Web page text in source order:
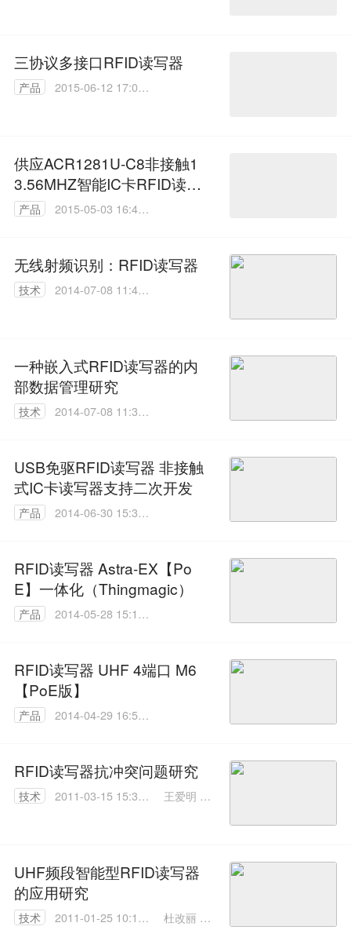
三协议多接口RFID读写器
产品
2015-06-12 17:04:
供应ACR1281U-C8非接触1
3.56MHZ智能IC卡RFID读卡
器读写器兼容ACR120
产品
2015-05-03 16:41:
无线射频识别：RFID读写器
技术
2014-07-08 11:41:
一种嵌入式RFID读写器的内
部数据管理研究
技术
2014-07-08 11:37:
USB免驱RFID读写器 非接触
式IC卡读写器支持二次开发
产品
2014-06-30 15:33:
RFID读写器 Astra-EX【Po
E】一体化（Thingmagic）
产品
2014-05-28 15:14:
RFID读写器 UHF 4端口 M6
【PoE版】
产品
2014-04-29 16:56:
RFID读写器抗冲突问题研究
技术
2011-03-15 15:38:
王爱明 李
UHF频段智能型RFID读写器
的应用研究
技术
2011-01-25 10:14:
杜改丽 封